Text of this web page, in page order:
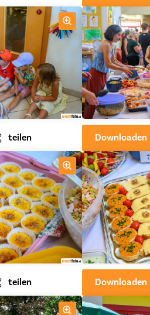
teilen Downloaden
teilen Downloaden